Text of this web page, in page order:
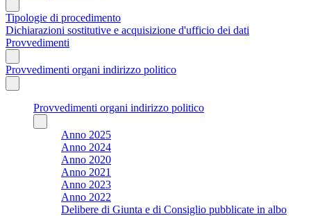
Tipologie di procedimento
Dichiarazioni sostitutive e acquisizione d'ufficio dei dati
Provvedimenti
Provvedimenti organi indirizzo politico
Provvedimenti organi indirizzo politico
Anno 2025
Anno 2024
Anno 2020
Anno 2021
Anno 2023
Anno 2022
Delibere di Giunta e di Consiglio pubblicate in albo